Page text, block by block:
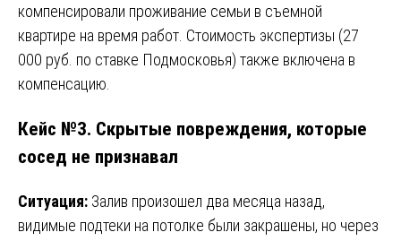
компенсировали проживание семьи в съемной
квартире на время работ. Стоимость экспертизы (27
000 руб. по ставке Подмосковья) также включена в
компенсацию.
Кейс №3. Скрытые повреждения, которые
сосед не признавал
Ситуация: Залив произошел два месяца назад,
видимые подтеки на потолке были закрашены, но через